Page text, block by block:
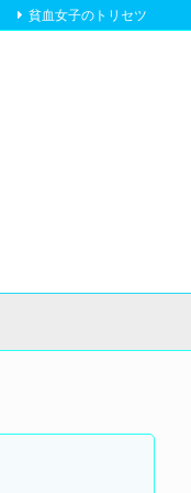
貧血女子のトリセツ